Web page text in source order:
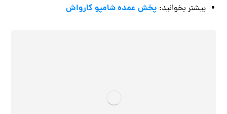
بیشتر بخوانید: پخش عمده شامپو کارواش